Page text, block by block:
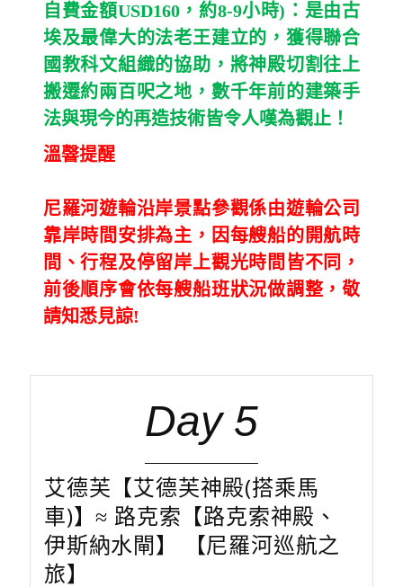
自費金額USD160，約8-9小時)：是由古
埃及最偉大的法老王建立的，獲得聯合
國教科文組織的協助，將神殿切割往上
搬遷約兩百呎之地，數千年前的建築手
法與現今的再造技術皆令人嘆為觀止！
溫韾提醒
尼羅河遊輪沿岸景點參觀係由遊輪公司
靠岸時間安排為主，因每艘船的開航時
間、行程及停留岸上觀光時間皆不同，
前後順序會依每艘船班狀況做調整，敬
請知悉見諒!
Day 5
艾德芙【艾德芙神殿(搭乘馬
車)】≈ 路克索【路克索神殿、
伊斯納水閘】 【尼羅河巡航之
旅】